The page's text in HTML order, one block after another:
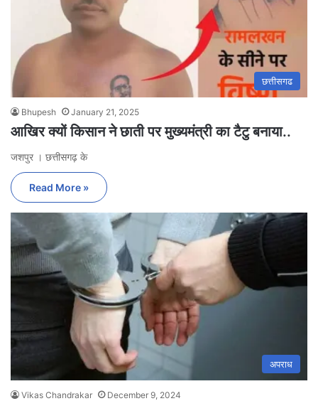
छत्तीसगढ
Bhupesh January 21, 2025
आखिर क्यों किसान ने छाती पर मुख्यमंत्री का टैटु बनाया..
जशपुर । छत्तीसगढ़ के
Read More »
अपराध
Vikas Chandrakar December 9, 2024